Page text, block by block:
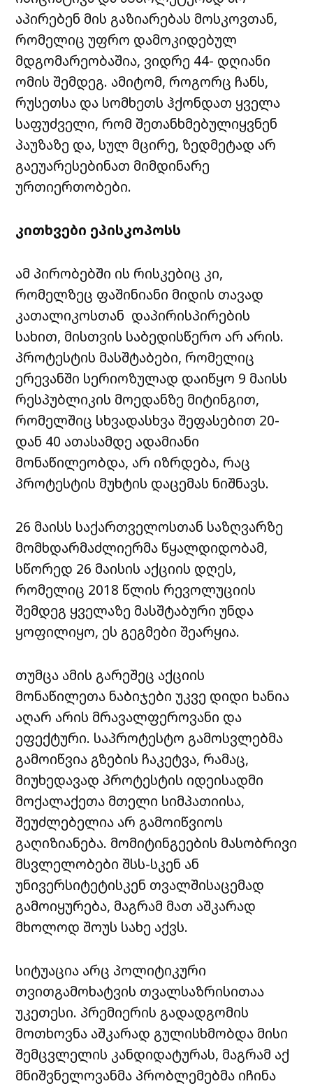
აპირებენ მის გაზიარებას მოსკოვთან,
რომელიც უფრო დამოკიდებულ
მდგომარეობაშია, ვიდრე 44- დღიანი
ომის შემდეგ. ამიტომ, როგორც ჩანს,
რუსეთსა და სომხეთს ჰქონდათ ყველა
საფუძველი, რომ შეთანხმებულიყვნენ
პაუზაზე და, სულ მცირე, ზედმეტად არ
გაეუარესებინათ მიმდინარე
ურთიერთობები.
კითხვები ეპისკოპოსს
ამ პირობებში ის რისკებიც კი,
რომელზეც ფაშინიანი მიდის თავად
კათალიკოსთან დაპირისპირების
სახით, მისთვის საბედისწერო არ არის.
პროტესტის მასშტაბები, რომელიც
ერევანში სერიოზულად დაიწყო 9 მაისს
რესპუბლიკის მოედანზე მიტინგით,
რომელშიც სხვადასხვა შეფასებით 20-
დან 40 ათასამდე ადამიანი
მონაწილეობდა, არ იზრდება, რაც
პროტესტის მუხტის დაცემას ნიშნავს.
26 მაისს საქართველოსთან საზღვარზე
მომხდარმაძლიერმა წყალდიდობამ,
სწორედ 26 მაისის აქციის დღეს,
რომელიც 2018 წლის რევოლუციის
შემდეგ ყველაზე მასშტაბური უნდა
ყოფილიყო, ეს გეგმები შეარყია.
თუმცა ამის გარეშეც აქციის
მონაწილეთა ნაბიჯები უკვე დიდი ხანია
აღარ არის მრავალფეროვანი და
ეფექტური. საპროტესტო გამოსვლებმა
გამოიწვია გზების ჩაკეტვა, რამაც,
მიუხედავად პროტესტის იდეისადმი
მოქალაქეთა მთელი სიმპათიისა,
შეუძლებელია არ გამოიწვიოს
გაღიზიანება. მომიტინგეების მასობრივი
მსვლელობები შსს-სკენ ან
უნივერსიტეტისკენ თვალშისაცემად
გამოიყურება, მაგრამ მათ აშკარად
მხოლოდ შოუს სახე აქვს.
სიტუაცია არც პოლიტიკური
თვითგამოხატვის თვალსაზრისითაა
უკეთესი. პრემიერის გადადგომის
მოთხოვნა აშკარად გულისხმობდა მისი
შემცვლელის კანდიდატურას, მაგრამ აქ
მნიშვნელოვანმა პრობლემებმა იჩინა